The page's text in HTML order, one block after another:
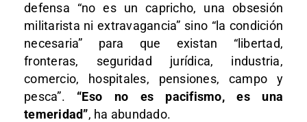
defensa “no es un capricho, una obsesión
militarista ni extravagancia” sino “la condición
necesaria” para que existan “libertad,
fronteras, seguridad jurídica, industria,
comercio, hospitales, pensiones, campo y
pesca”. “Eso no es pacifismo, es una
temeridad”, ha abundado.